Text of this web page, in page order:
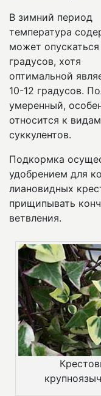
В зимний период
температура
может
градусов, хотя
оптимальной
10-12 градусов.
умеренный,
относится к
суккулентов.
Подкормка
удобрением для
лиановидных
прищипывать
ветвления.